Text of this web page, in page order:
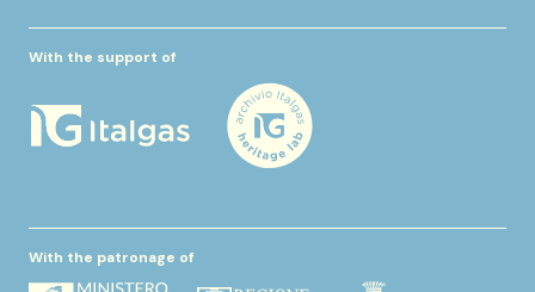
With the support of
With the patronage of